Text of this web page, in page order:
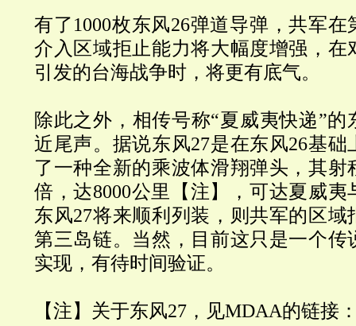
有了1000枚东风26弹道导弹，共军
介入区域拒止能力将大幅度增强，在
引发的台海战争时，将更有底气。
除此之外，相传号称“夏威夷快递”的
近尾声。据说东风27是在东风26基础
了一种全新的乘波体滑翔弹头，其射
倍，达8000公里【注】，可达夏威
东风27将来顺利列装，则共军的区域
第三岛链。当然，目前这只是一个传
实现，有待时间验证。
【注】关于东风27，见MDAA的链接